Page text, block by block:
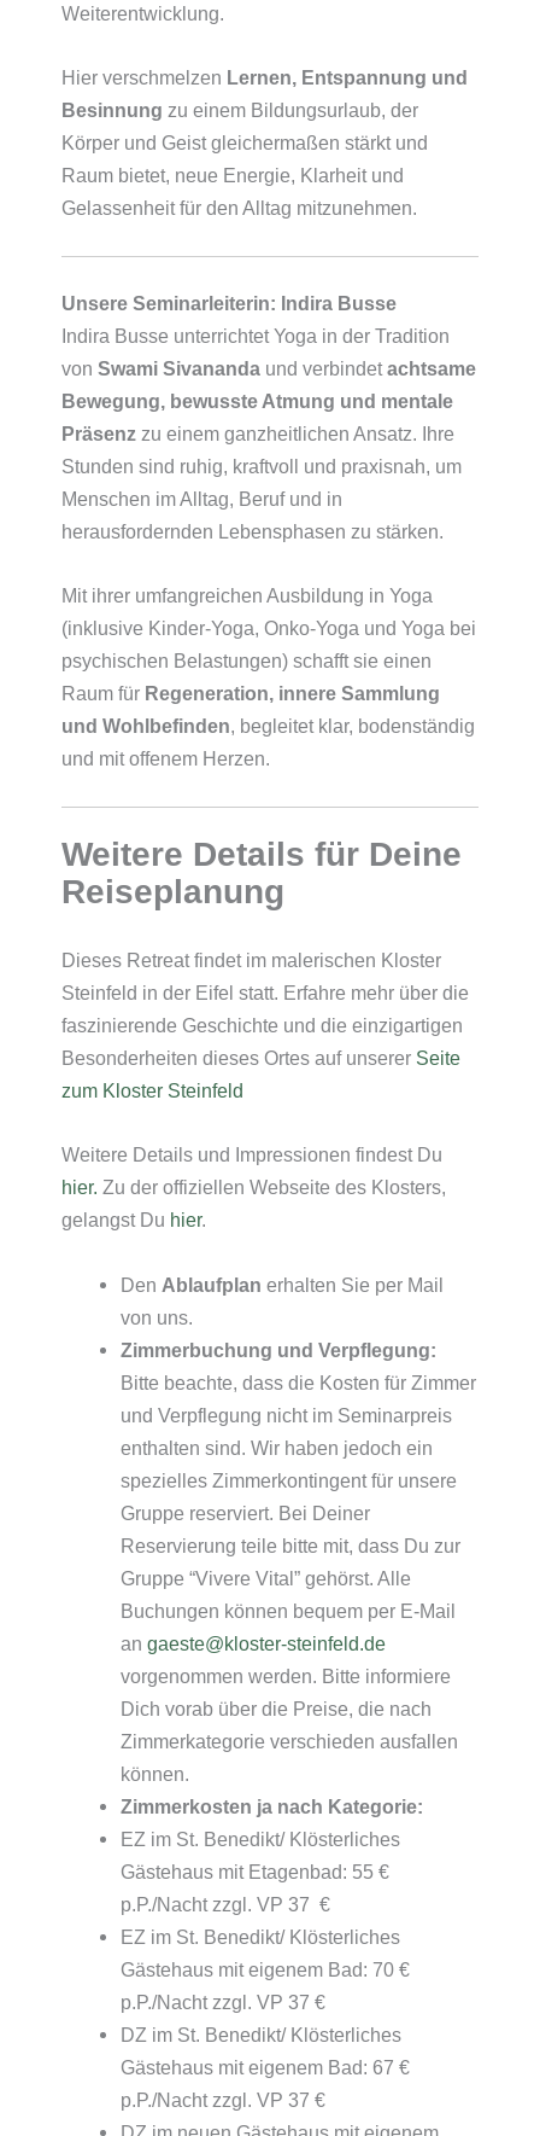
Weiterentwicklung.
Hier verschmelzen Lernen, Entspannung und
Besinnung zu einem Bildungsurlaub, der
Körper und Geist gleichermaßen stärkt und
Raum bietet, neue Energie, Klarheit und
Gelassenheit für den Alltag mitzunehmen.
Unsere Seminarleiterin: Indira Busse
Indira Busse unterrichtet Yoga in der Tradition
von Swami Sivananda und verbindetachtsame
Bewegung, bewusste Atmung und mentale
Präsenz zu einem ganzheitlichen Ansatz. Ihre
Stunden sind ruhig, kraftvoll und praxisnah, um
Menschen im Alltag, Beruf und in
herausfordernden Lebensphasen zu stärken.
Mit ihrer umfangreichen Ausbildung in Yoga
(inklusive Kinder-Yoga, Onko-Yoga und Yoga bei
psychischen Belastungen) schafft sie einen
Raum für Regeneration, innere Sammlung
und Wohlbefinden, begleitet klar, bodenständig
und mit offenem Herzen.
Weitere Details für Deine
Reiseplanung
Dieses Retreat findet im malerischen Kloster
Steinfeld in der Eifel statt. Erfahre mehr über die
faszinierende Geschichte und die einzigartigen
Besonderheiten dieses Ortes auf unserer Seite
zum Kloster Steinfeld
Weitere Details und Impressionen findest Du
hier. Zu der offiziellen Webseite des Klosters,
gelangst Du hier.
Den Ablaufplan erhalten Sie per Mail
von uns.
Zimmerbuchung und Verpflegung:
Bitte beachte, dass die Kosten für Zimmer
und Verpflegung nicht im Seminarpreis
enthalten sind. Wir haben jedoch ein
spezielles Zimmerkontingent für unsere
Gruppe reserviert. Bei Deiner
Reservierung teile bitte mit, dass Du zur
Gruppe “Vivere Vital” gehörst. Alle
Buchungen können bequem per E-Mail
angaeste@kloster-steinfeld.de
vorgenommen werden. Bitte informiere
Dich vorab über die Preise, die nach
Zimmerkategorie verschieden ausfallen
können.
Zimmerkosten ja nach Kategorie:
EZ im St. Benedikt/ Klösterliches
Gästehaus mit Etagenbad: 55 €
p.P./Nacht zzgl. VP 37 €
EZ im St. Benedikt/ Klösterliches
Gästehaus mit eigenem Bad: 70 €
p.P./Nacht zzgl. VP 37 €
DZ im St. Benedikt/ Klösterliches
Gästehaus mit eigenem Bad: 67 €
p.P./Nacht zzgl. VP 37 €